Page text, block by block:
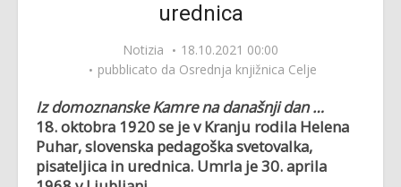
urednica
Notizia
18.10.2021 00:00
pubblicato da Osrednja knjižnica Celje
Iz domoznanske Kamre na današnji dan …
18. oktobra 1920 se je v Kranju rodila Helena
Puhar, slovenska pedagoška svetovalka,
pisateljica in urednica. Umrla je 30. aprila